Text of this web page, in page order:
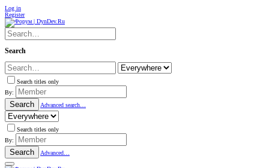
Log in
Register
Search
Search titles only
By:
Search Advanced search…
Search titles only
By:
Search Advanced…